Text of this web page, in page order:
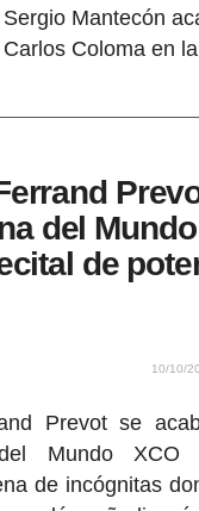
Mantecón
Coloma en
del
de
10/10/
Prevot se
del Mundo
de incógnitas